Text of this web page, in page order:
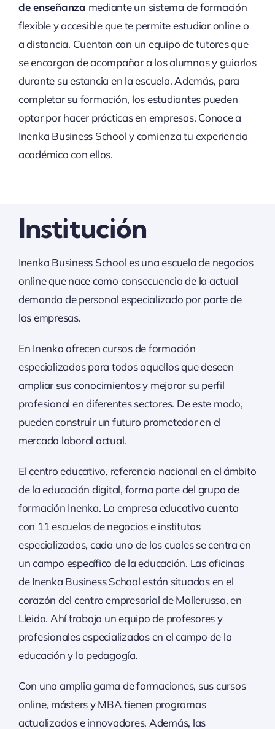
de enseñanza mediante un sistema de formación
flexible y accesible que te permite estudiar online o
a distancia. Cuentan con un equipo de tutores que
se encargan de acompañar a los alumnos y guiarlos
durante su estancia en la escuela. Además, para
completar su formación, los estudiantes pueden
optar por hacer prácticas en empresas. Conoce a
Inenka Business School y comienza tu experiencia
académica con ellos.
Institución
Inenka Business School es una escuela de negocios
online que nace como consecuencia de la actual
demanda de personal especializado por parte de
las empresas.
En Inenka ofrecen cursos de formación
especializados para todos aquellos que deseen
ampliar sus conocimientos y mejorar su perfil
profesional en diferentes sectores. De este modo,
pueden construir un futuro prometedor en el
mercado laboral actual.
El centro educativo, referencia nacional en el ámbito
de la educación digital, forma parte del grupo de
formación Inenka. La empresa educativa cuenta
con 11 escuelas de negocios e institutos
especializados, cada uno de los cuales se centra en
un campo específico de la educación. Las oficinas
de Inenka Business School están situadas en el
corazón del centro empresarial de Mollerussa, en
Lleida. Ahí trabaja un equipo de profesores y
profesionales especializados en el campo de la
educación y la pedagogía.
Con una amplia gama de formaciones, sus cursos
online, másters y MBA tienen programas
actualizados e innovadores. Además, las